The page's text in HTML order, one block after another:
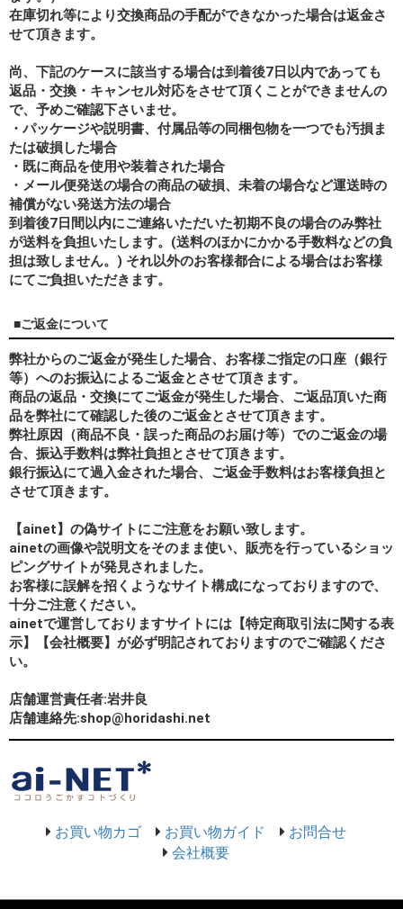
在庫切れ等により交換商品の手配ができなかった場合は返金さ
せて頂きます。
尚、下記のケースに該当する場合は到着後7日以内であっても
返品・交換・キャンセル対応をさせて頂くことができませんの
で、予めご確認下さいませ。
・パッケージや説明書、付属品等の同梱包物を一つでも汚損ま
たは破損した場合
・既に商品を使用や装着された場合
・メール便発送の場合の商品の破損、未着の場合など運送時の
補償がない発送方法の場合
到着後7日間以内にご連絡いただいた初期不良の場合のみ弊社
が送料を負担いたします。(送料のほかにかかる手数料などの負
担は致しません。) それ以外のお客様都合による場合はお客様
にてご負担いただきます。
■ご返金について
弊社からのご返金が発生した場合、お客様ご指定の口座（銀行
等）へのお振込によるご返金とさせて頂きます。
商品の返品・交換にてご返金が発生した場合、ご返品頂いた商
品を弊社にて確認した後のご返金とさせて頂きます。
弊社原因（商品不良・誤った商品のお届け等）でのご返金の場
合、振込手数料は弊社負担とさせて頂きます。
銀行振込にて過入金された場合、ご返金手数料はお客様負担と
させて頂きます。
【ainet】の偽サイトにご注意をお願い致します。
ainetの画像や説明文をそのまま使い、販売を行っているショッ
ピングサイトが発見されました。
お客様に誤解を招くようなサイト構成になっておりますので、
十分ご注意ください。
ainetで運営しておりますサイトには【特定商取引法に関する表
示】【会社概要】が必ず明記されておりますのでご確認くださ
い。
店舗運営責任者:岩井良
店舗連絡先:shop@horidashi.net
お買い物カゴ お買い物ガイド
お問合せ
会社概要